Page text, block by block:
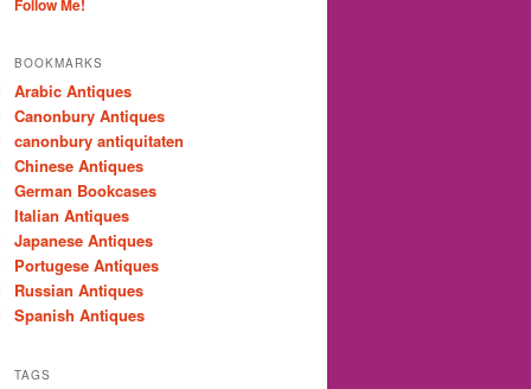
Follow Me!
BOOKMARKS
Arabic Antiques
Canonbury Antiques
canonbury antiquitaten
Chinese Antiques
German Bookcases
Italian Antiques
Japanese Antiques
Portugese Antiques
Russian Antiques
Spanish Antiques
TAGS